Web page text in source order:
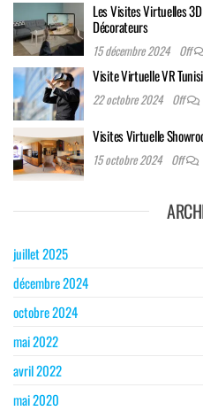
Les Visites Virtuelles
Décorateurs
15 décembre 2024 Off
Visite Virtuelle VR
22 octobre 2024 Off
Visites Virtuelle
15 octobre 2024 Off
juillet 2025
décembre 2024
octobre 2024
mai 2022
avril 2022
mai 2020